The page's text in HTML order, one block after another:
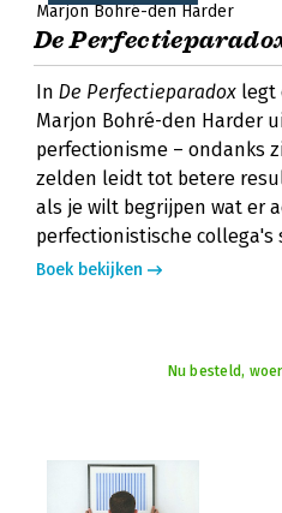
Marjon Bohré-den Harder
De
In De Perfectieparadox legt
Marjon Bohré-den Harder
perfectionisme – ondanks
zelden leidt tot betere
als je wilt begrijpen wat er
perfectionistische collega's
Boek bekijken
Nu besteld,